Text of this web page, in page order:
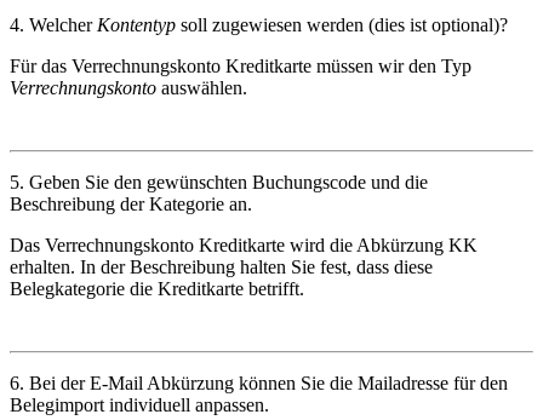
4. Welcher Kontentyp soll zugewiesen werden (dies ist optional)?
Für das Verrechnungskonto Kreditkarte müssen wir den Typ
Verrechnungskonto auswählen.
5. Geben Sie den gewünschten Buchungscode und die
Beschreibung der Kategorie an.
Das Verrechnungskonto Kreditkarte wird die Abkürzung KK
erhalten. In der Beschreibung halten Sie fest, dass diese
Belegkategorie die Kreditkarte betrifft.
6. Bei der E-Mail Abkürzung können Sie die Mailadresse für den
Belegimport individuell anpassen.